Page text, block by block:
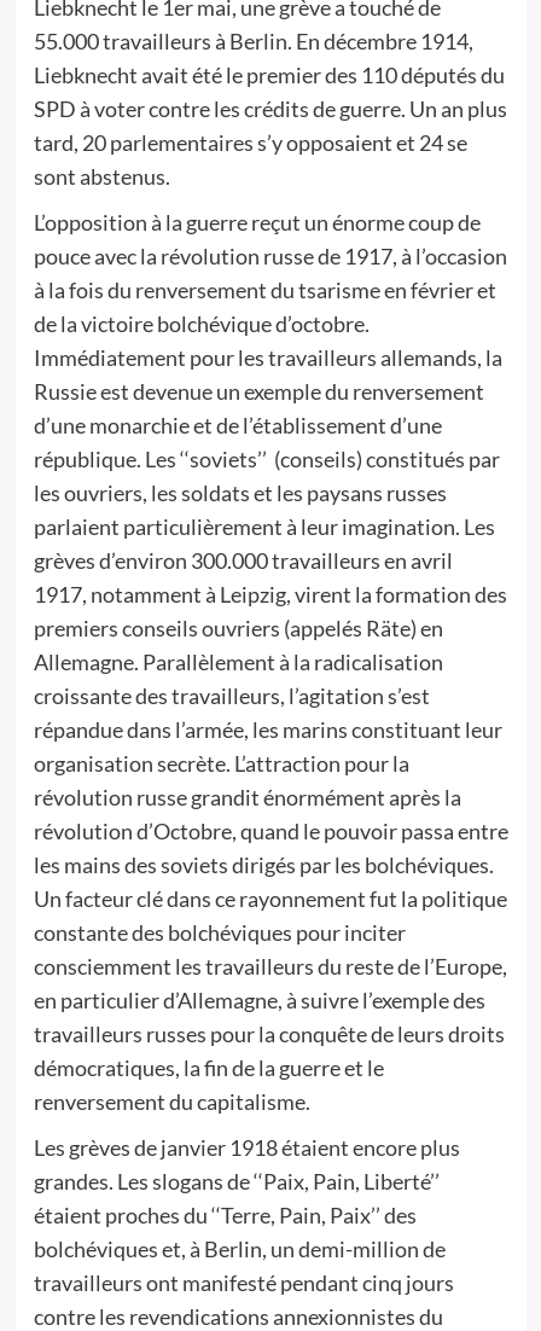
Liebknecht le 1er mai, une grève a touché de
55.000 travailleurs à Berlin. En décembre 1914,
Liebknecht avait été le premier des 110 députés du
SPD à voter contre les crédits de guerre. Un an plus
tard, 20 parlementaires s’y opposaient et 24 se
sont abstenus.
L’opposition à la guerre reçut un énorme coup de
pouce avec la révolution russe de 1917, à l’occasion
à la fois du renversement du tsarisme en février et
de la victoire bolchévique d’octobre.
Immédiatement pour les travailleurs allemands, la
Russie est devenue un exemple du renversement
d’une monarchie et de l’établissement d’une
république. Les ‘‘soviets’’ (conseils) constitués par
les ouvriers, les soldats et les paysans russes
parlaient particulièrement à leur imagination. Les
grèves d’environ 300.000 travailleurs en avril
1917, notamment à Leipzig, virent la formation des
premiers conseils ouvriers (appelés Räte) en
Allemagne. Parallèlement à la radicalisation
croissante des travailleurs, l’agitation s’est
répandue dans l’armée, les marins constituant leur
organisation secrète. L’attraction pour la
révolution russe grandit énormément après la
révolution d’Octobre, quand le pouvoir passa entre
les mains des soviets dirigés par les bolchéviques.
Un facteur clé dans ce rayonnement fut la politique
constante des bolchéviques pour inciter
consciemment les travailleurs du reste de l’Europe,
en particulier d’Allemagne, à suivre l’exemple des
travailleurs russes pour la conquête de leurs droits
démocratiques, la fin de la guerre et le
renversement du capitalisme.
Les grèves de janvier 1918 étaient encore plus
grandes. Les slogans de ‘‘Paix, Pain, Liberté’’
étaient proches du ‘‘Terre, Pain, Paix’’ des
bolchéviques et, à Berlin, un demi-million de
travailleurs ont manifesté pendant cinq jours
contre les revendications annexionnistes du